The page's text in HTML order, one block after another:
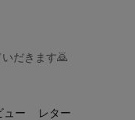
だきます🙇
ュー レター